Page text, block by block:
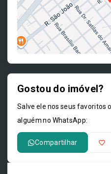
Gostou do imóvel?
Salve ele nos seus favoritos
alguém no WhatsApp:
Compartilhar